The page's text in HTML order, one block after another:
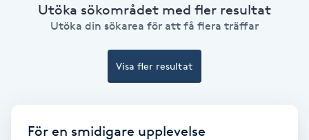
Utöka sökområdet med fler resultat
Utöka din sökarea för att få flera träffar
Visa fler resultat
För en smidigare upplevelse